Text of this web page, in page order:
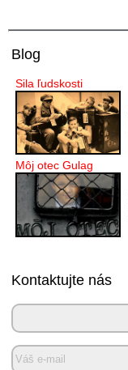
Blog
Sila ľudskosti
Môj otec Gulag
Kontaktujte nás